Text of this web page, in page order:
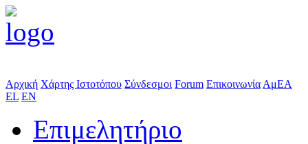
Αρχική Χάρτης Ιστοτόπου Σύνδεσμοι Forum Επικοινωνία ΑμΕΑ
EL EN
Επιμελητήριο